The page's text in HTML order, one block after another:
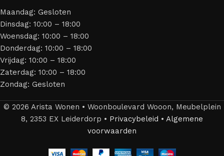
Maandag: Gesloten
Dinsdag: 10:00 – 18:00
Woensdag: 10:00 – 18:00
Donderdag: 10:00 – 18:00
Vrijdag: 10:00 – 18:00
Zaterdag: 10:00 – 18:00
Zondag: Gesloten
© 2026 Arista Wonen • Woonboulevard Wooon, Meubelplein
8, 2353 EX Leiderdorp • Privacybeleid • Algemene
voorwaarden